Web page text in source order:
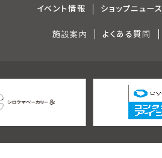
イベント情報 ショップニュース
施設案内 よくある質問